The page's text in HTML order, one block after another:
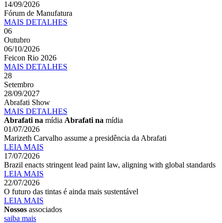
14/09/2026
Fórum de Manufatura
MAIS DETALHES
06
Outubro
06/10/2026
Feicon Rio 2026
MAIS DETALHES
28
Setembro
28/09/2027
Abrafati Show
MAIS DETALHES
Abrafati na mídia Abrafati na mídia
01/07/2026
Marizeth Carvalho assume a presidência da Abrafati
LEIA MAIS
17/07/2026
Brazil enacts stringent lead paint law, aligning with global standards
LEIA MAIS
22/07/2026
O futuro das tintas é ainda mais sustentável
LEIA MAIS
Nossos associados
saiba mais